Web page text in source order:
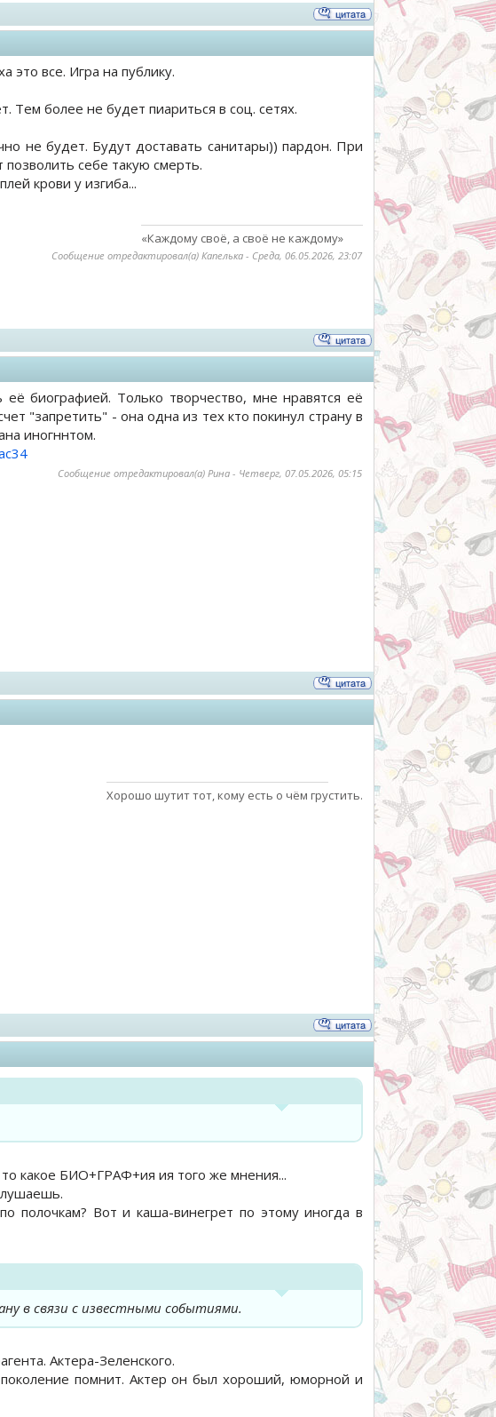
это все. Игра на публику.
Тем более не будет пиариться в соц. сетях.
не будет. Будут доставать санитары)) пардон. При
себе такую смерть.
крови у изгиба...
«Каждому своё, а своё не каждому»
Сообщение отредактировал(а) Капелька - Среда, 06.05.2026, 23:07
биографией. Только творчество, мне нравятся её
"запретить" - она одна из тех кто покинул страну в
иногннтом.
Сообщение отредактировал(а) Рина - Четверг, 07.05.2026, 05:15
Хорошо шутит тот, кому есть о чём грустить.
какое БИО+ГРАФ+ия ия того же мнения...
полочкам? Вот и каша-винегрет по этому иногда в
в связи с известными событиями.
Актера-Зеленского.
помнит. Актер он был хороший, юморной и